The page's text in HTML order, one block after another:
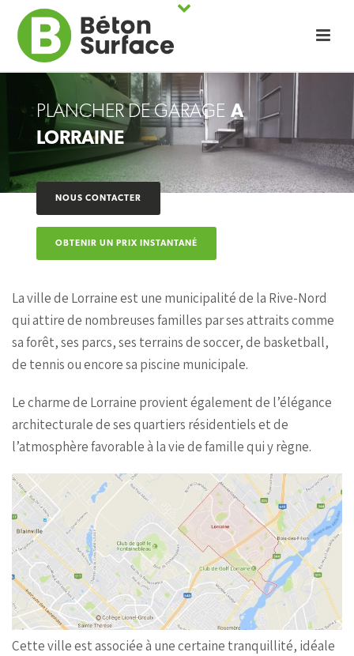
PLANCHER DE GARAGE À
LORRAINE
NOUS CONTACTER
OBTENIR UN PRIX INSTANTANÉ
La ville de Lorraine est une municipalité de la Rive-Nord
qui attire de nombreuses familles par ses attraits comme
sa forêt, ses parcs, ses terrains de soccer, de basketball,
de tennis ou encore sa piscine municipale.
Le charme de Lorraine provient également de l’élégance
architecturale de ses quartiers résidentiels et de
l’atmosphère favorable à la vie de famille qui y règne.
Cette ville est associée à une certaine tranquillité, idéale